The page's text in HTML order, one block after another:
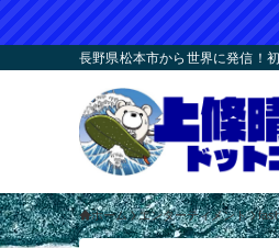
長野県松本市から世界に発信！
ホーム エンターティメント